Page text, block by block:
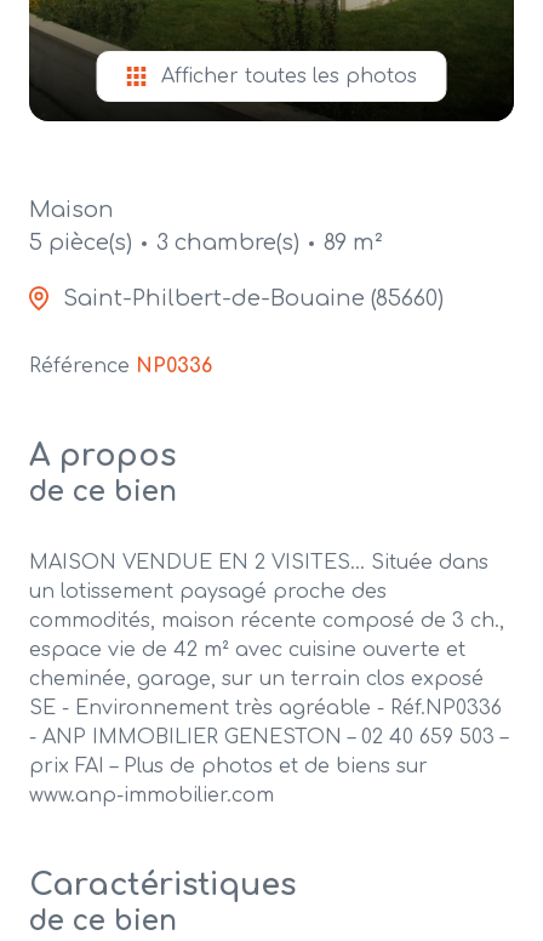
Afficher toutes les photos
Maison
5 pièce(s)
3 chambre(s) 89 m²
Saint-Philbert-de-Bouaine (85660)
Référence NP0336
A propos
de ce bien
MAISON VENDUE EN 2 VISITES... Située dans
un lotissement paysagé proche des
commodités, maison récente composé de 3 ch.,
espace vie de 42 m² avec cuisine ouverte et
cheminée, garage, sur un terrain clos exposé
SE - Environnement très agréable - Réf.NP0336
- ANP IMMOBILIER GENESTON – 02 40 659 503 –
prix FAI – Plus de photos et de biens sur
www.anp-immobilier.com
Caractéristiques
de ce bien